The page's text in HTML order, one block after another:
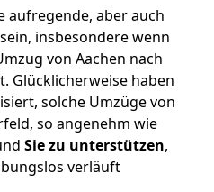
aufregende, aber auch
sein, insbesondere wenn
von Aachen nach
Glücklicherweise haben
solche Umzüge von
so angenehm wie
Sie zu unterstützen,
verläuft